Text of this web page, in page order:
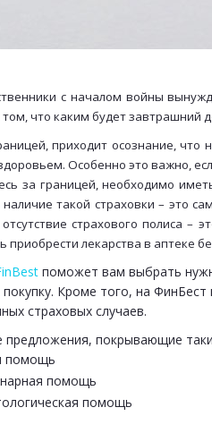
с началом войны
что каким будет завтрашний
приходит осознание,
Особенно это важно,
за границей, необходимо
наличие такой страховки – это
отсутствие страхового полиса
приобрести лекарства в аптеке
поможет вам выбрать
Кроме того, на
страховых случаев.
покрывающие
помощь
помощь
помощь